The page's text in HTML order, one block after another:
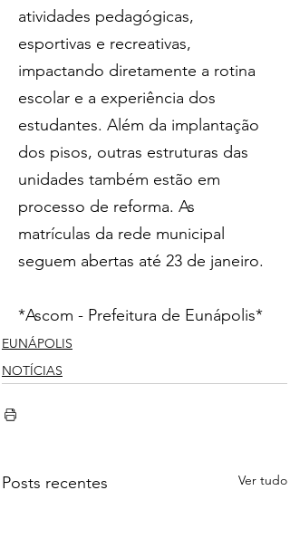
atividades pedagógicas,
esportivas e recreativas,
impactando diretamente a rotina
escolar e a experiência dos
estudantes. Além da implantação
dos pisos, outras estruturas das
unidades também estão em
processo de reforma. As
matrículas da rede municipal
seguem abertas até 23 de janeiro.
*Ascom - Prefeitura de Eunápolis*
EUNÁPOLIS
NOTÍCIAS
Posts recentes Ver tudo